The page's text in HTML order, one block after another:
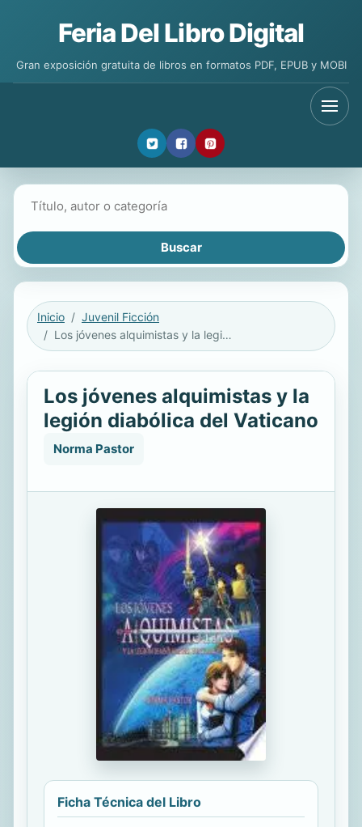
Feria Del Libro Digital
Gran exposición gratuita de libros en formatos PDF, EPUB y MOBI
Inicio
Juvenil Ficción
Los jóvenes alquimistas y la legión diabólica del Vaticano
Los jóvenes alquimistas y la
legión diabólica del Vaticano
Norma Pastor
Ficha Técnica del Libro